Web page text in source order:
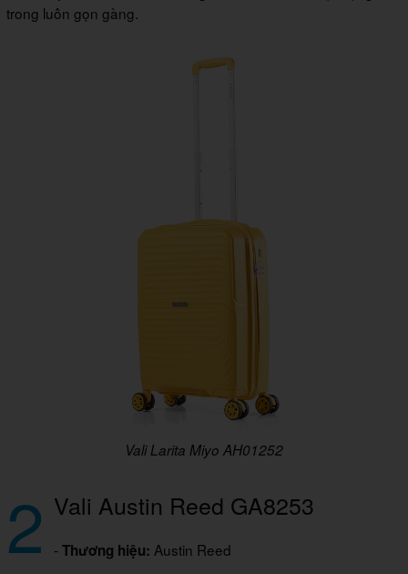
trong luôn gọn gàng.
Vali Larita Miyo AH01252
2 Vali Austin Reed GA8253
- Thương hiệu: Austin Reed